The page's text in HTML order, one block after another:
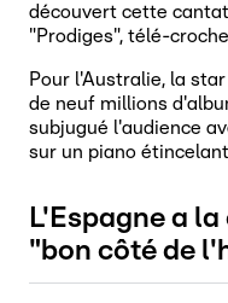
découvert cette
"Prodiges", télé-
Pour l'Australie, la
de neuf millions
subjugué l'audience
sur un piano
L'Espagne a
"bon côté de